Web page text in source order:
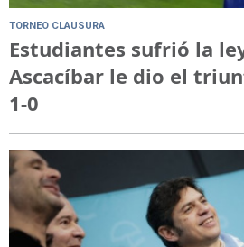
TORNEO CLAUSURA
Estudiantes sufrió la
Ascacíbar le dio el
1-0